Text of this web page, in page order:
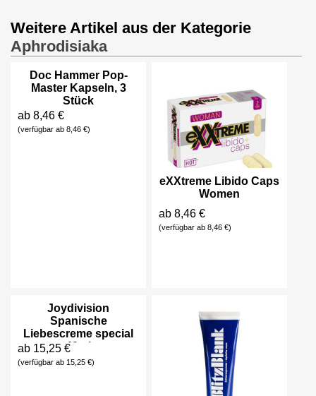
Weitere Artikel aus der Kategorie
Aphrodisiaka
Doc Hammer Pop-
Master Kapseln, 3
Stück
ab 8,46 €
(verfügbar ab 8,46 €)
eXXtreme Libido Caps
Women
ab 8,46 €
(verfügbar ab 8,46 €)
Joydivision
Spanische
Liebescreme special
40ml
ab 15,25 €
(verfügbar ab 15,25 €)